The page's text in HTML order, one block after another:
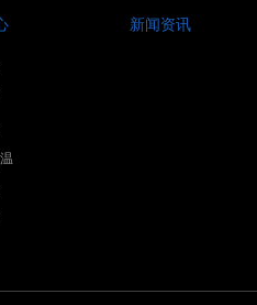
新闻资讯